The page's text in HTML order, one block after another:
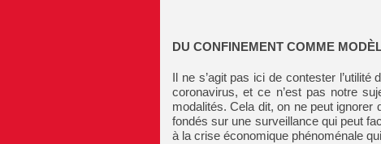
DU CONFINEMENT COMME
Il ne s’agit pas ici de contester
coronavirus, et ce n’est pas notre
modalités. Cela dit, on ne peut
fondés sur une surveillance qui peut
à la crise économique phénoménale